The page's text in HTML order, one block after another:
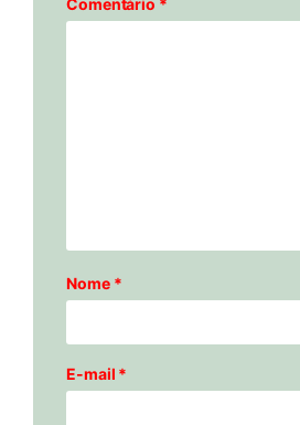
Comentário *
Nome *
E-mail *